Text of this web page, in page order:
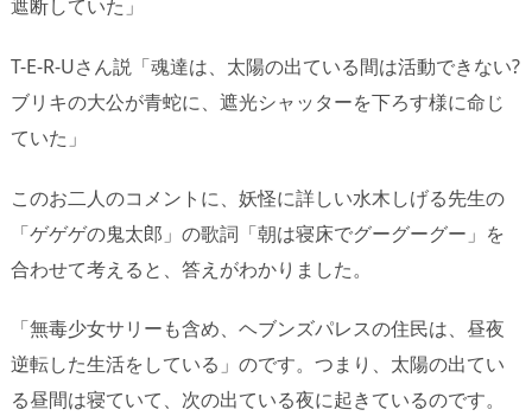
遮断していた」
T-E-R-Uさん説「魂達は、太陽の出ている間は活動できない?
ブリキの大公が青蛇に、遮光シャッターを下ろす様に命じ
ていた」
このお二人のコメントに、妖怪に詳しい水木しげる先生の
「ゲゲゲの鬼太郎」の歌詞「朝は寝床でグーグーグー」を
合わせて考えると、答えがわかりました。
「無毒少女サリーも含め、ヘブンズパレスの住民は、昼夜
逆転した生活をしている」のです。つまり、太陽の出てい
る昼間は寝ていて、次の出ている夜に起きているのです。